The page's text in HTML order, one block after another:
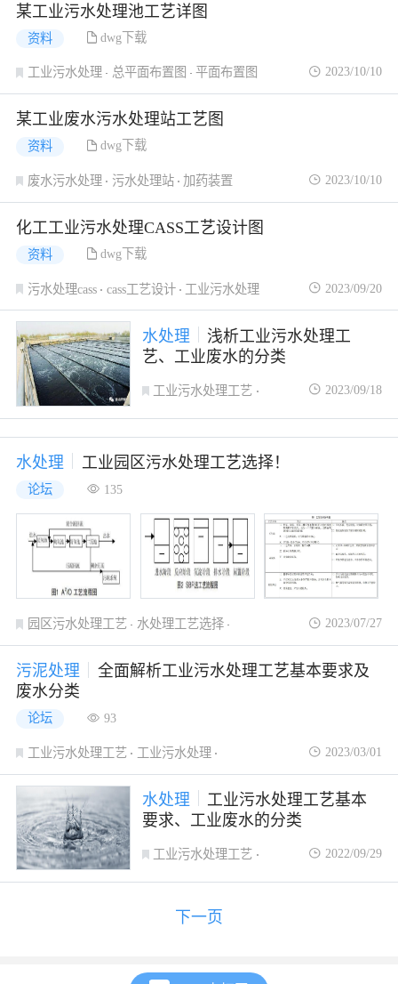
某工业污水处理池工艺详图
资料 dwg下载
工业污水处理 总平面布置图 平面布置图 2023/10/10
某工业废水污水处理站工艺图
资料 dwg下载
废水污水处理 污水处理站 加药装置 2023/10/10
化工工业污水处理CASS工艺设计图
资料 dwg下载
污水处理cass cass工艺设计 工业污水处理 2023/09/20
水处理
浅析工业污水处理工
艺、工业废水的分类
工业污水处理工艺
2023/09/18
水处理 工业园区污水处理工艺选择！
论坛 135
园区污水处理工艺
水处理工艺选择
污水处理工艺
2023/07/27
污泥处理
全面解析工业污水处理工艺基本要求及
废水分类
论坛 93
工业污水处理工艺
工业污水处理
污水处理工艺
2023/03/01
水处理
工业污水处理工艺基本
要求、工业废水的分类
工业污水处理工艺
2022/09/29
下一页